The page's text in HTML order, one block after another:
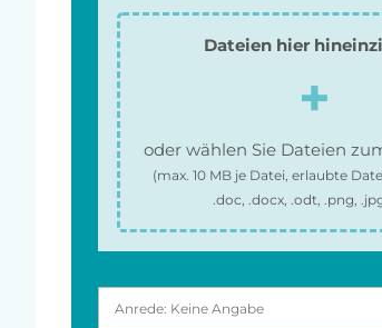
Dateien hier
oder wählen Sie Dateien
(max.10 MB je Datei, erlaubte
.doc, .docx, .odt, .png,